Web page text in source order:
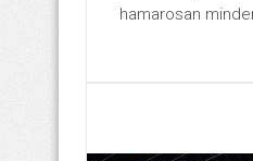
hamarosan